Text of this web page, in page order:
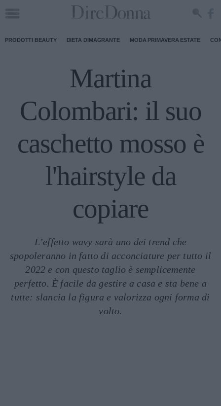
PRODOTTI BEAUTY DIETA DIMAGRANTE MODA PRIMAVERA ESTATE
Martina
Colombari: il suo
caschetto mosso è
l'hairstyle da
copiare
L’effetto wavy sarà uno dei trend che
spopoleranno in fatto di acconciature per tutto il
2022 e con questo taglio è semplicemente
perfetto. È facile da gestire a casa e sta bene a
tutte: slancia la figura e valorizza ogni forma di
volto.